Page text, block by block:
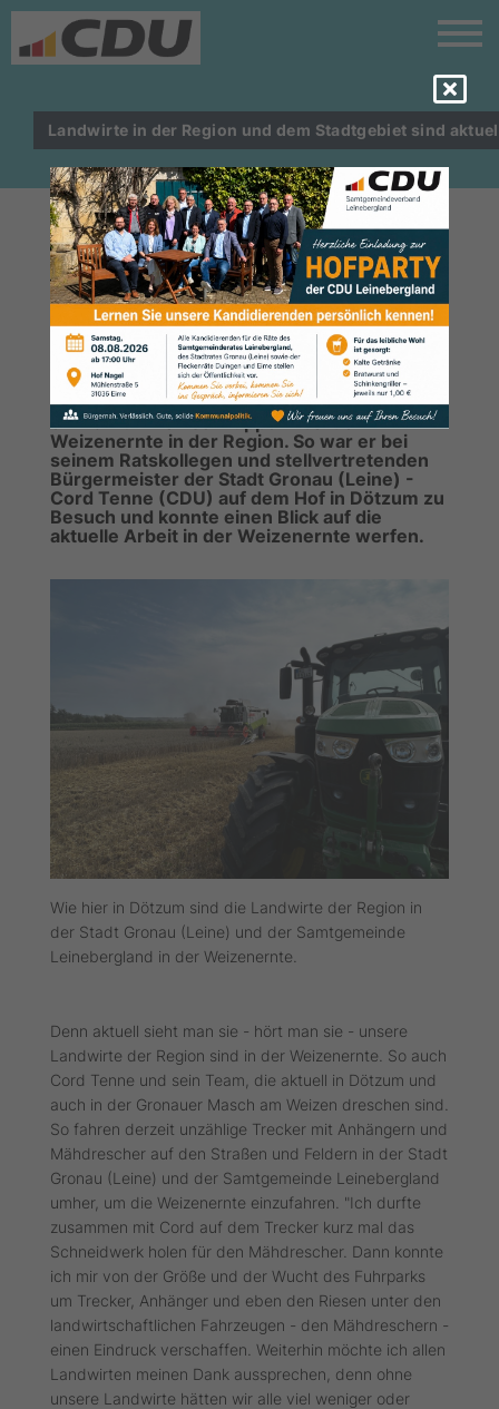
Landwirte in der Region und dem Stadtgebiet sind
LARS WEDEKIND DANKT DEN
LANDWIRTEN FÜR IHRE
WERTVOLLE ARBEIT
Am Samstagmorgen durfte Lars Wedekind
einmal kurz reinschnuppern bei der
Weizenernte in der Region. So war er bei
seinem Ratskollegen und stellvertretenden
Bürgermeister der Stadt Gronau (Leine) -
Cord Tenne (CDU) auf dem Hof in Dötzum zu
Besuch und konnte einen Blick auf die
aktuelle Arbeit in der Weizenernte werfen.
Wie hier in Dötzum sind die Landwirte der Region in
der Stadt Gronau (Leine) und der Samtgemeinde
Leinebergland in der Weizenernte.
Denn aktuell sieht man sie - hört man sie - unsere
Landwirte der Region sind in der Weizenernte. So auch
Cord Tenne und sein Team, die aktuell in Dötzum und
auch in der Gronauer Masch am Weizen dreschen sind.
So fahren derzeit unzählige Trecker mit Anhängern und
Mähdrescher auf den Straßen und Feldern in der Stadt
Gronau (Leine) und der Samtgemeinde Leinebergland
umher, um die Weizenernte einzufahren. "Ich durfte
zusammen mit Cord auf dem Trecker kurz mal das
Schneidwerk holen für den Mähdrescher. Dann konnte
ich mir von der Größe und der Wucht des Fuhrparks
um Trecker, Anhänger und eben den Riesen unter den
landwirtschaftlichen Fahrzeugen - den Mähdreschern -
einen Eindruck verschaffen. Weiterhin möchte ich allen
Landwirten meinen Dank aussprechen, denn ohne
unsere Landwirte hätten wir alle viel weniger oder